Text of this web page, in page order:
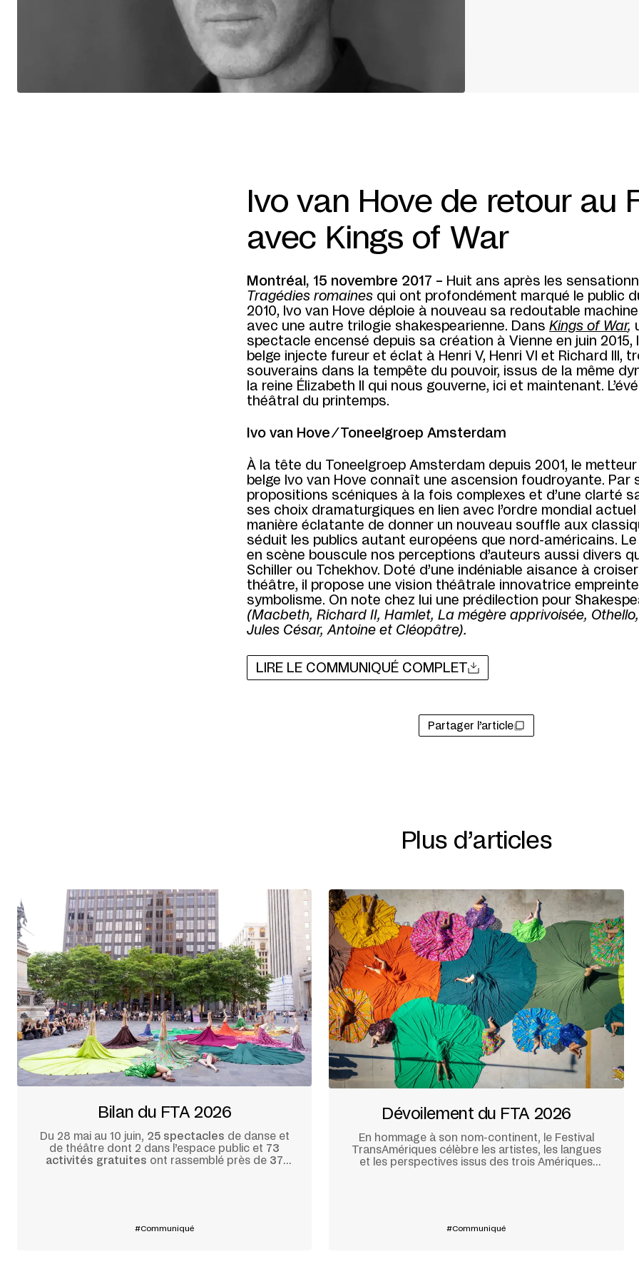
Ivo van Hove de retour au
avec Kings of War
Montréal, 15 novembre 2017 – Huit ans après les
Tragédies romaines qui ont profondément marqué le public
2010, Ivo van Hove déploie à nouveau sa redoutable
avec une autre trilogie shakespearienne. Dans Kings of War,
spectacle encensé depuis sa création à Vienne en juin 2015,
belge injecte fureur et éclat à Henri V, Henri VI et Richard III,
souverains dans la tempête du pouvoir, issus de la même
la reine Élizabeth II qui nous gouverne, ici et maintenant.
théâtral du printemps.
Ivo van Hove ⁄ Toneelgroep Amsterdam
À la tête du Toneelgroep Amsterdam depuis 2001, le
belge Ivo van Hove connaît une ascension foudroyante. Par
propositions scéniques à la fois complexes et d’une clarté
ses choix dramaturgiques en lien avec l’ordre mondial
manière éclatante de donner un nouveau souffle aux
séduit les publics autant européens que nord-américains.
en scène bouscule nos perceptions d’auteurs aussi divers
Schiller ou Tchekhov. Doté d’une indéniable aisance à
théâtre, il propose une vision théâtrale innovatrice
symbolisme. On note chez lui une prédilection pour
(Macbeth, Richard II, Hamlet, La mégère apprivoisée,
Jules César, Antoine et Cléopâtre).
LIRE LE COMMUNIQUÉ COMPLET
Partager l’article
Plus d’articles
Bilan du FTA 2026
Du 28 mai au 10 juin, 25 spectacles de danse et
de théâtre dont 2 dans l’espace public et 73
activités gratuites ont rassemblé près de 37
Communiqué
Dévoilement du FTA 2026
En hommage à son nom-continent, le Festival
TransAmériques célèbre les artistes, les langues
et les perspectives issus des trois Amériques
Communiqué